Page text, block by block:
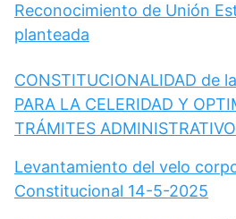
Reconocimiento de Unión
planteada
CONSTITUCIONALIDAD de
PARA LA CELERIDAD Y
TRÁMITES
Levantamiento del velo
Constitucional 14-5-2025